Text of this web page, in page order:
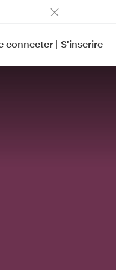
connecter | S'inscrire